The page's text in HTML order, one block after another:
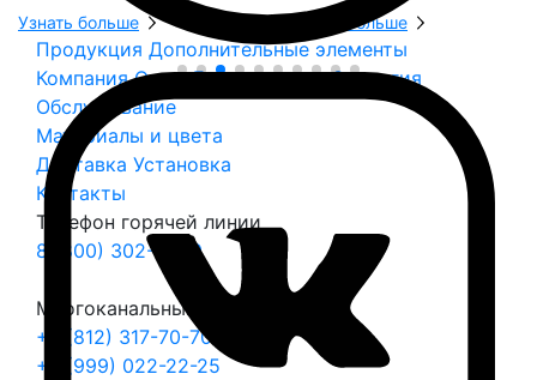
Узнать больше Узнать больше
Продукция Дополнительные элементы
Компания О нас Безопасность Экология
Обслуживание
Материалы и цвета
Доставка Установка
Контакты
Телефон горячей линии
8 (800) 302-11-70
Многоканальный
+7 (812) 317-70-70
+7 (999) 022-22-25